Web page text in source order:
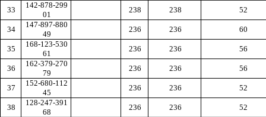
33
142-878-299
01
238 238 52
34
147-897-880
49
236 236 60
35
168-123-530
61
236 236 56
36
162-379-270
79
236 236 56
37
152-680-112
45
236 236 52
38
128-247-391
68
236 236 52